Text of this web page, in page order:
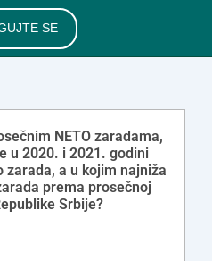
SE
NETO zaradama,
u 2020. i 2021. godini
zarada, a u kojim najniža
prema prosečnoj
Srbije?